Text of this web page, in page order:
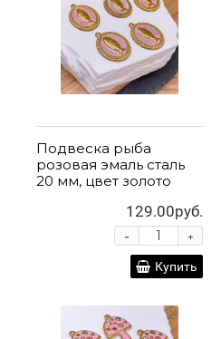
Подвеска рыба
розовая эмаль сталь
20 мм, цвет золото
129.00руб.
+
-
Купить